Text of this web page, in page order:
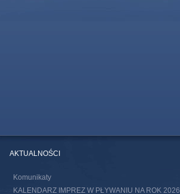
AKTUALNOŚCI
Komunikaty
KALENDARZ IMPREZ W PŁYWANIU NA ROK 2026